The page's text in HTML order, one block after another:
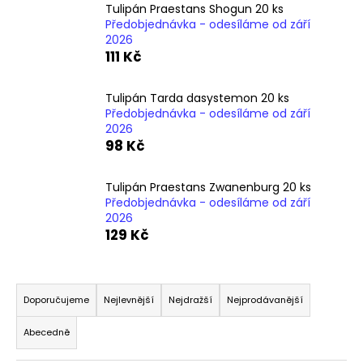
Tulipán Praestans Shogun 20 ks
Předobjednávka - odesíláme od září
2026
111 Kč
Tulipán Tarda dasystemon 20 ks
Předobjednávka - odesíláme od září
2026
98 Kč
Tulipán Praestans Zwanenburg 20 ks
Předobjednávka - odesíláme od září
2026
129 Kč
Ř
a
z
e
Doporučujeme Nejlevnější Nejdražší Nejprodávanější
Abecedně